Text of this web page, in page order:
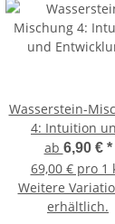
Wasserstein-
4: Intuition
Entwicklung
ab 6,90 € *
69,00 € pro 1
Weitere
erhältlich.